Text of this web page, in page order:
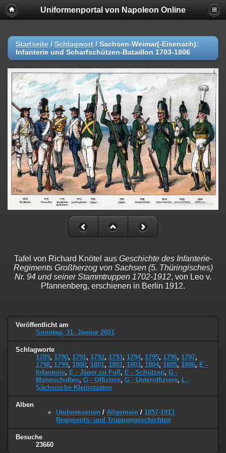
Uniformenportal von Napoleon Online
Startseite / Schlagwort / Sachsen-Weimar(-Eisenach):
Infanterie und Scharfschützen-Bataillon 1703-1806
Tafel von Richard Knötel aus Geschichte des Infanterie-
Regiments Großherzog von Sachsen (5. Thüringisches)
Nr. 94 und seiner Stammtruppen 1702-1912, von Leo v.
Pfannenberg, erschienen in Berlin 1912.
Veröffentlicht am
Sonntag, 31. Januar 2021
Schlagworte
1789, 1790, 1791, 1792, 1793, 1794, 1795, 1796, 1797,
1798, 1799, 1800, 1801, 1802, 1803, 1804, 1805, 1806, E -
Infanterie, E - Jäger zu Fuß, E - Schützen, G -
Mannschaften, G - Offiziere, G - Unteroffiziere, L -
Sächsische Kleinstaaten
Alben
Uniformserien / Allgemein / 1857-1913
Regiments- und Truppengeschichten
Besuche
23660